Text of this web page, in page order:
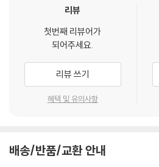
리뷰
첫번째 리뷰어가
되어주세요.
리뷰 쓰기
혜택 및 유의사항
배송/반품/교환 안내